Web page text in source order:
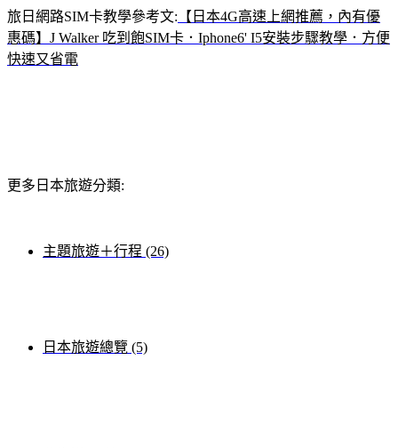
旅日網路SIM卡教學參考文: 【日本4G高速上網推薦，內有優
惠碼】J Walker 吃到飽SIM卡．Iphone6' I5安裝步驟教學．方便
快速又省電
更多日本旅遊分類:
主題旅遊＋行程 (26)
日本旅遊總覽 (5)